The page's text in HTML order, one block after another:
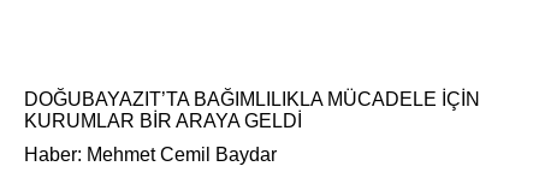
DOĞUBAYAZIT’TA BAĞIMLILIKLA MÜCADELE İÇİN
KURUMLAR BİR ARAYA GELDİ
Haber: Mehmet Cemil Baydar